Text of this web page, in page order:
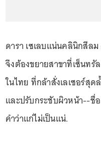
ดารา เซเลบแน่นคลินิกสีล
จึงต้องขยายสาขาที่เซ็นทรั
ในไทย ที่กล้าสั่งเลเซอร์สุ
และปรับกระชับผิวหน้า--ชื่
คำว่าแก่ไม่เป็นแน่.